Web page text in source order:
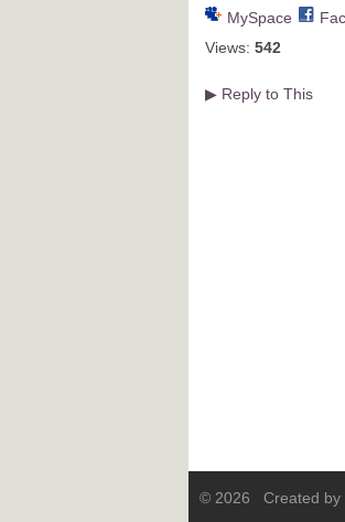
MySpace
Views: 542
▶ Reply to This
© 2026 Created by